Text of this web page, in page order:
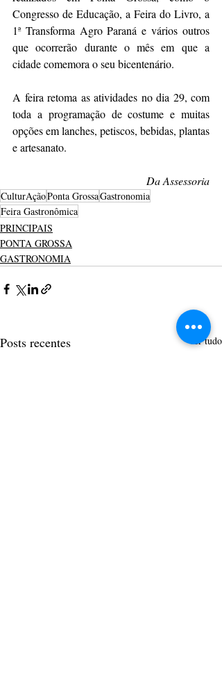
Congresso de Educação, a Feira do Livro, a
1ª Transforma Agro Paraná e vários outros
que ocorrerão durante o mês em que a
cidade comemora o seu bicentenário.
A feira retoma as atividades no dia 29, com
toda a programação de costume e muitas
opções em lanches, petiscos, bebidas, plantas
e artesanato.
Da Assessoria
CulturAçãoPonta GrossaGastronomia
Feira Gastronômica
PRINCIPAIS
PONTA GROSSA
GASTRONOMIA
Posts recentes Ver tudo